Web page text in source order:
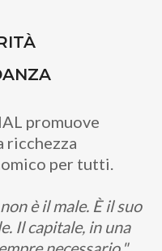
promuove
ricchezza
per tutti.
è il male. È il suo
Il capitale, in una